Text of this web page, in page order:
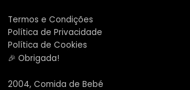
Termos e Condições
Política de Privacidade
Política de Cookies
🎉 Obrigada!
2004, Comida de Bebé